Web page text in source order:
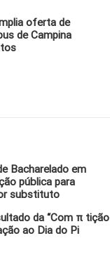
oferta de
de Campina
Bacharelado em
pública para
substituto
da “Com π tição
ao Dia do Pi